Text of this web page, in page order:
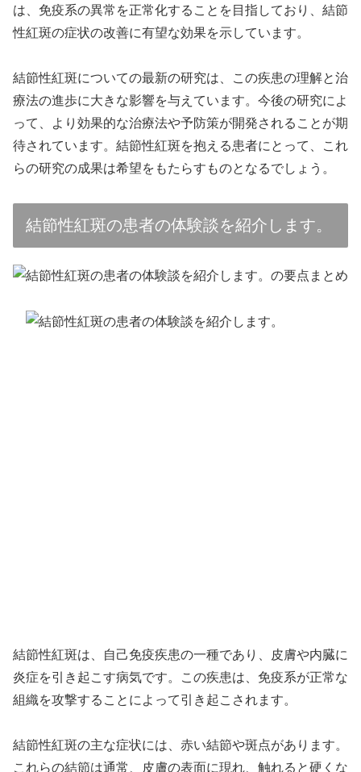
は、免疫系の異常を正常化することを目指しており、結節
性紅斑の症状の改善に有望な効果を示しています。
結節性紅斑についての最新の研究は、この疾患の理解と治
療法の進歩に大きな影響を与えています。今後の研究によ
って、より効果的な治療法や予防策が開発されることが期
待されています。結節性紅斑を抱える患者にとって、これ
らの研究の成果は希望をもたらすものとなるでしょう。
結節性紅斑の患者の体験談を紹介します。
結節性紅斑は、自己免疫疾患の一種であり、皮膚や内臓に
炎症を引き起こす病気です。この疾患は、免疫系が正常な
組織を攻撃することによって引き起こされます。
結節性紅斑の主な症状には、赤い結節や斑点があります。
これらの結節は通常、皮膚の表面に現れ、触れると硬くな